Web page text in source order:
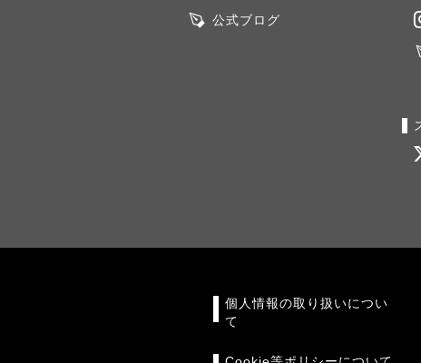
公式ブログ
個人情報の取り扱いについ
て